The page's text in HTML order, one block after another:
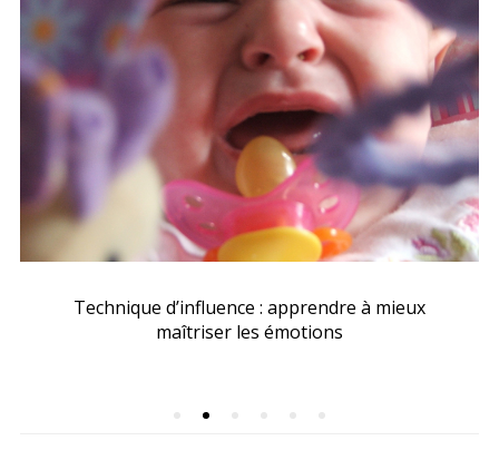
Technique d’influence : apprendre à mieux
maîtriser les émotions